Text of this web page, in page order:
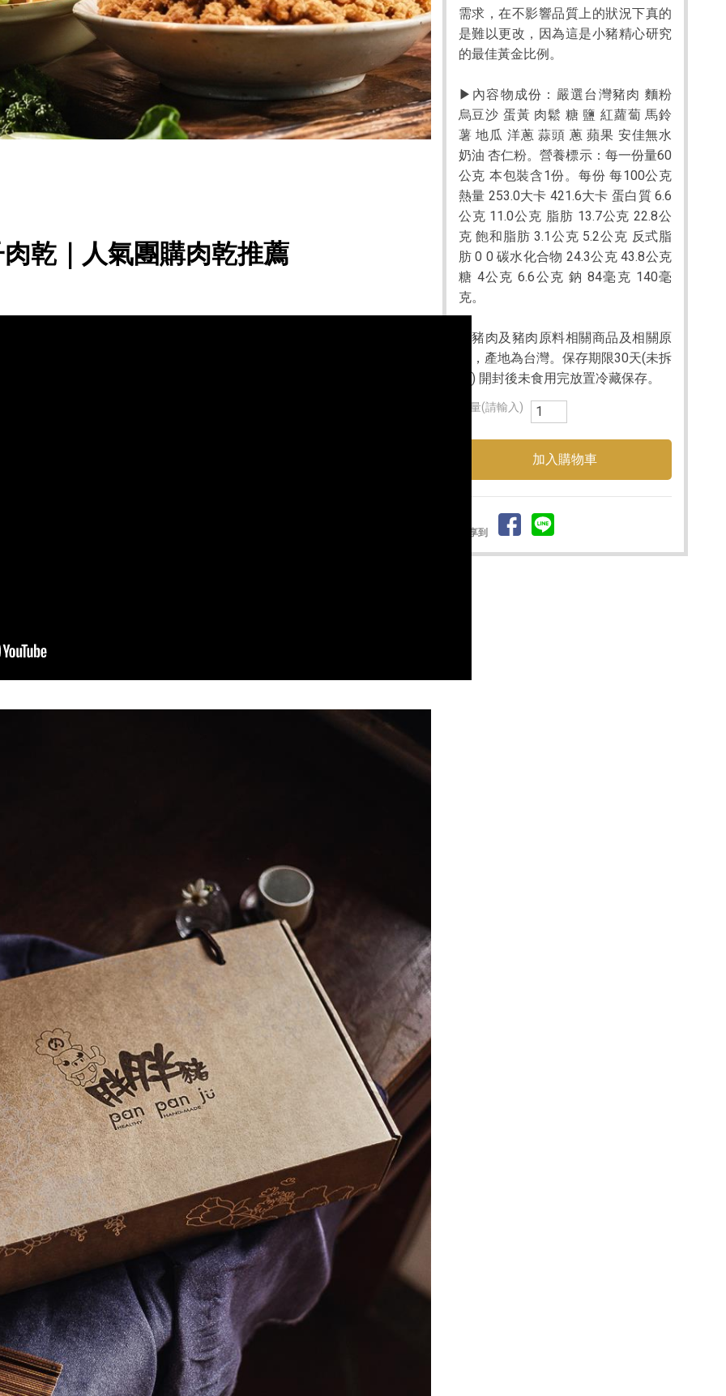
乾｜人氣團購肉乾推薦
需求，在不影響品質上的狀況下真的
是難以更改，因為這是小豬精心研究
的最佳黃金比例。
▶內容物成份：嚴選台灣豬肉 麵粉
烏豆沙 蛋黃 肉鬆 糖 鹽 紅蘿蔔 馬鈴
薯 地瓜 洋蔥 蒜頭 蔥 蘋果 安佳無水
奶油 杏仁粉。營養標示：每一份量60
公克 本包裝含1份。每份 每100公克
熱量 253.0大卡 421.6大卡 蛋白質 6.6
公克 11.0公克 脂肪 13.7公克 22.8公
克 飽和脂肪 3.1公克 5.2公克 反式脂
肪 0 0 碳水化合物 24.3公克 43.8公克
糖 4公克 6.6公克 鈉 84毫克 140毫
克。
▶豬肉及豬肉原料相關商品及相關原
料，產地為台灣。保存期限30天(未拆
封) 開封後未食用完放置冷藏保存。
數量(請輸入)
分享到